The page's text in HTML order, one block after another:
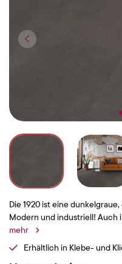
Die 1920 ist eine
Modern und industriell! Auch
mehr
Erhältlich in Klebe- und